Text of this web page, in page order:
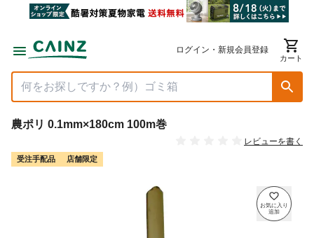
ログイン・新規会員登録
カート
農ポリ 0.1mm×180cm 100m巻
レビューを書く
受注手配品 店舗限定